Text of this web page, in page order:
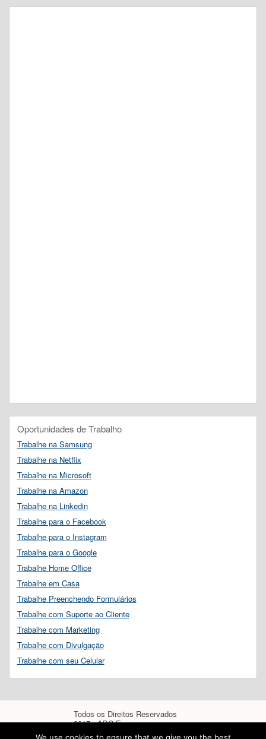
Oportunidades de Trabalho
Trabalhe na Samsung
Trabalhe na Netflix
Trabalhe na Microsoft
Trabalhe na Amazon
Trabalhe na Linkedin
Trabalhe para o Facebook
Trabalhe para o Instagram
Trabalhe para o Google
Trabalhe Home Office
Trabalhe em Casa
Trabalhe Preenchendo Formulários
Trabalhe com Suporte ao Cliente
Trabalhe com Marketing
Trabalhe com Divulgação
Trabalhe com seu Celular
Todos os Direitos Reservados
2017 - ABC Empregos